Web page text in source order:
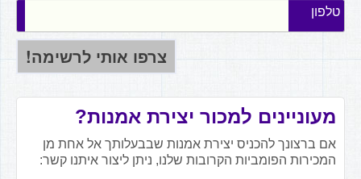
טלפון
מעוניינים למכור יצירת אמנות?
אם ברצונך להכניס יצירת אמנות שבבעלותך אל אחת מן
המכירות הפומביות הקרובות שלנו, ניתן ליצור איתנו קשר: